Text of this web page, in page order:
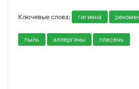
Ключевые слова: гигиена
пыль аллергены плесень